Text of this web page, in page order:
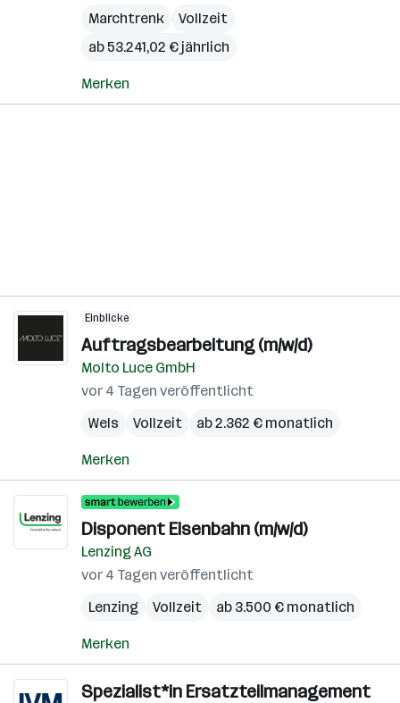
Marchtrenk
Vollzeit
ab 53.241,02 € jährlich
Merken
Einblicke
Auftragsbearbeitung (m/w/d)
Molto Luce GmbH
vor 4 Tagen veröffentlicht
Wels
Vollzeit ab 2.362 € monatlich
Merken
Disponent Eisenbahn (m/w/d)
Lenzing AG
vor 4 Tagen veröffentlicht
Lenzing
Vollzeit ab 3.500 € monatlich
Merken
Spezialist*in Ersatzteilmanagement